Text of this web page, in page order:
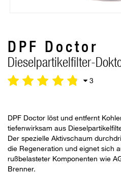
DPF Doctor
Dieselpartikelfilter-
3
DPF Doctor löst und entfernt
tiefenwirksam aus
Der spezielle Aktivschaum
die Regeneration und eignet sich
rußbelasteter Komponenten wie
Brenner.